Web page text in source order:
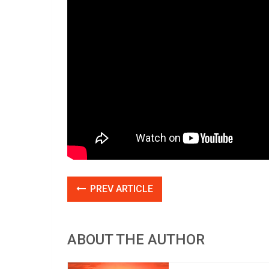
PREV ARTICLE
ABOUT THE AUTHOR